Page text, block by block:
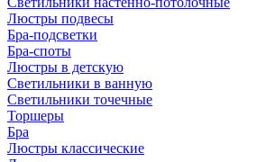
Люстры подвесы
Бра-подсветки
Бра-споты
Люстры в детскую
Светильники в ванную
Светильники точечные
Торшеры
Бра
Люстры классические